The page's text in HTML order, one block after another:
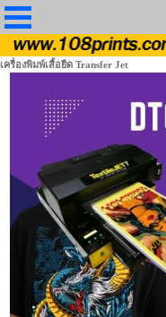
เครื่องพิมพ์เสื้อยืด Transfer Jet